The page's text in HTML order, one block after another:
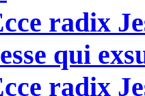
radix
qui
radix